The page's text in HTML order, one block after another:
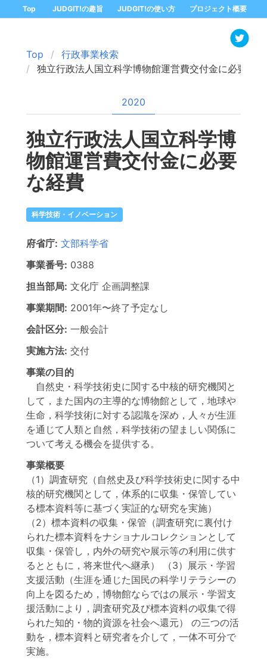
Top JUDGIT!の趣旨 JUDGIT!の使い方 プロジェクト概要
Top
行政事業検索
独立行政法人国立科学博物館運営費交付金に必要な
2020
独立行政法人国立科学博
物館運営費交付金に必要
な経費
科学技術・イノベーション
府省庁: 文部科学省
事業番号: 0388
担当部局: 文化庁 企画調整課
事業期間: 2001年〜終了予定なし
会計区分: 一般会計
実施方法: 交付
事業の目的
自然史・科学技術史に関する中核的研究機関と
して，また国内の主導的な博物館として，地球や
生命，科学技術に対する認識を深め，人々が生涯
を通じて人類と自然，科学技術の望ましい関係に
ついて考える機会を提供する。
事業概要
（1）調査研究（自然史及び科学技術史に関する中
核的研究機関として，体系的に収集・保管してい
る標本資料等に基づく実証的な研究を実施）
（2）標本資料の収集・保管（調査研究に裏付け
られた標本資料をナショナルコレクションとして
収集・保管し，内外の研究や展示等の利用に供す
るとともに，将来世代へ継承） （3）展示・学習
支援活動（生涯を通じた国民の科学リテラシーの
向上を図るため，博物館ならではの展示・学習支
援活動により，調査研究及び標本資料の収集で得
られた知的・物的資源を社会へ還元） の三つの活
動を，標本資料と研究者を介して，一体不可分で
実施。